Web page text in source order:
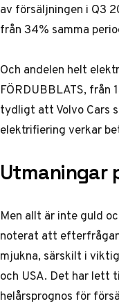
av försäljningen i Q3
från 34% samma
Och andelen helt
FÖRDUBBLATS, från
tydligt att Volvo Cars
elektrifiering verkar
Utmaningar
Men allt är inte guld
noterat att
mjukna, särskilt i
och USA. Det har lett
helårsprognos för